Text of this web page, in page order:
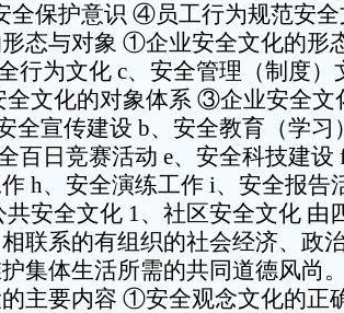
全保护意识 ④员工行为规范安
态与对象 ①企业安全文化的形
行为文化 c、安全管理（制度）
文化的对象体系 ③企业安全文
全宣传建设 b、安全教育（学习
百日竞赛活动 e、安全科技建
h、安全演练工作 i、安全报告
共安全文化 1、社区安全文化 由
联系的有组织的社会经济、政
集体生活所需的共同道德风尚
的主要内容 ①安全观念文化的正